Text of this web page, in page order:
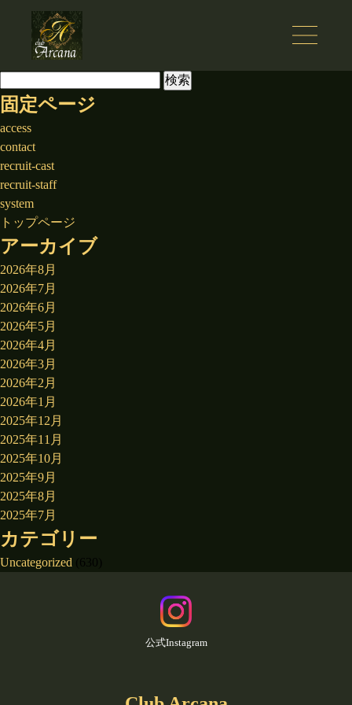
索:
固定ページ
access
contact
recruit-cast
recruit-staff
system
トップページ
アーカイブ
2026年8月
2026年7月
2026年6月
2026年5月
2026年4月
2026年3月
2026年2月
2026年1月
2025年12月
2025年11月
2025年10月
2025年9月
2025年8月
2025年7月
カテゴリー
Uncategorized
公式Instagram